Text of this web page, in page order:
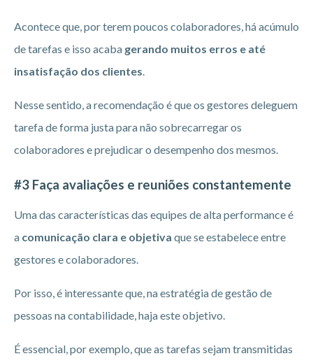
Acontece que, por terem poucos colaboradores, há acúmulo
de tarefas e isso acaba gerando muitos erros e até
insatisfação dos clientes.
Nesse sentido, a recomendação é que os gestores deleguem
tarefa de forma justa para não sobrecarregar os
colaboradores e prejudicar o desempenho dos mesmos.
#3 Faça avaliações e reuniões constantemente
Uma das características das equipes de alta performance é
a comunicação clara e objetiva que se estabelece entre
gestores e colaboradores.
Por isso, é interessante que, na estratégia de gestão de
pessoas na contabilidade, haja este objetivo.
É essencial, por exemplo, que as tarefas sejam transmitidas